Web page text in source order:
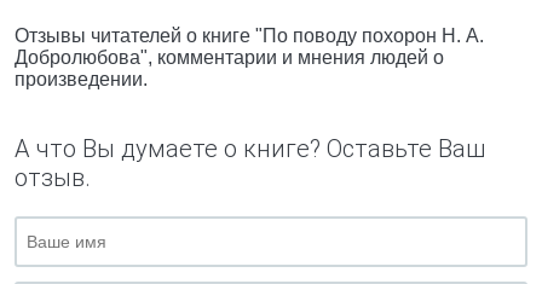
Отзывы читателей о книге "По поводу похорон Н. А.
Добролюбова", комментарии и мнения людей о
произведении.
А что Вы думаете о книге? Оставьте Ваш
отзыв.